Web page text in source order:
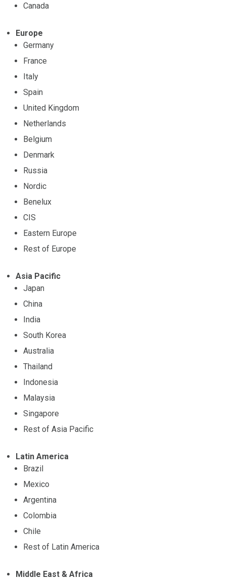
Canada
Europe
Germany
France
Italy
Spain
United Kingdom
Netherlands
Belgium
Denmark
Russia
Nordic
Benelux
CIS
Eastern Europe
Rest of Europe
Asia Pacific
Japan
China
India
South Korea
Australia
Thailand
Indonesia
Malaysia
Singapore
Rest of Asia Pacific
Latin America
Brazil
Mexico
Argentina
Colombia
Chile
Rest of Latin America
Middle East & Africa